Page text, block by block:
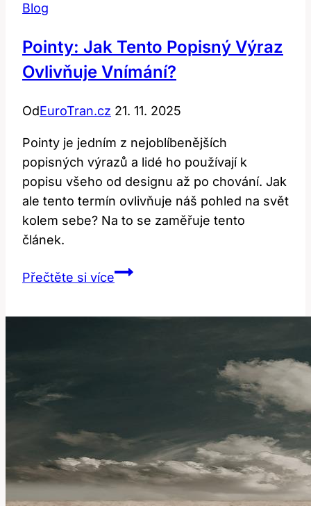
Blog
Pointy: Jak Tento Popisný Výraz
Ovlivňuje Vnímání?
OdEuroTran.cz 21. 11. 2025
Pointy je jedním z nejoblíbenějších
popisných výrazů a lidé ho používají k
popisu všeho od designu až po chování. Jak
ale tento termín ovlivňuje náš pohled na svět
kolem sebe? Na to se zaměřuje tento
článek.
Přečtěte si vícePointy: